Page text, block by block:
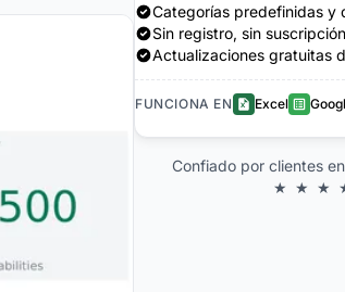
Categorías predefinidas y
Sin registro, sin suscripción
Actualizaciones gratuitas
FUNCIONA EN Excel
Confiado por clientes
★ ★ ★